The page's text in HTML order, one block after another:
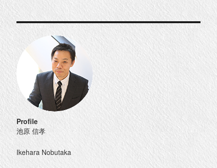
Profile
池原 信孝
Ikehara Nobutaka